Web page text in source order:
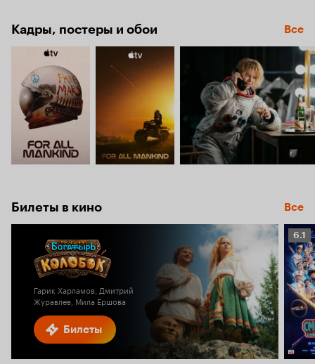
Кадры, постеры и обои Все
Билеты в кино Все
Билеты
Гарик Харламов, Дмитрий
Журавлев, Мила Ершова
6.1
6.1